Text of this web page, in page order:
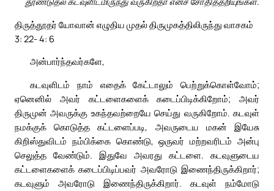
திருத்தூதர் யோவான் எழுதிய முதல் திருமுகத்திலிருந்து வாசகம்
3: 22- 4: 6
அன்பார்ந்தவர்களே,
கடவுளிடம் நாம் எதைக் கேட்டாலும் பெற்றுக்கொள்வோம்;
ஏனெனில் அவர் கட்டளைகளைக் கடைப்பிடிக்கிறோம்; அவர்
திருமுன் அவருக்கு உகந்தவற்றையே செய்து வருகிறோம். கடவுள்
நமக்குக் கொடுத்த கட்டளைப்படி, அவருடைய மகன் இயேசு
கிறிஸ்துவிடம் நம்பிக்கை கொண்டு, ஒருவர் மற்றவரிடம் அன்பு
செலுத்த வேண்டும். இதுவே அவரது கட்டளை. கடவுளுடைய
கட்டளைகளைக் கடைப்பிடிப்பவர் அவரோடு இணைந்திருக்கிறார்;
கடவுளும் அவரோடு இணைந்திருக்கிறார். கடவுள் நம்மோடு